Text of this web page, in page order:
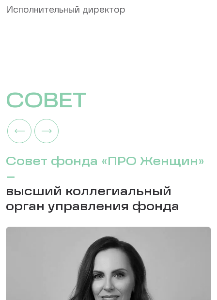
Исполнительный директор
СОВЕТ
Совет фонда «ПРО Женщин»
–
высший коллегиальный
орган управления фонда